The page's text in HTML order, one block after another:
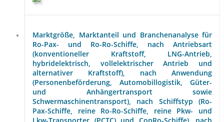
Marktgröße, Marktanteil und Branchenanalyse für
Ro-Pax- und Ro-Ro-Schiffe, nach Antriebsart
(konventioneller Kraftstoff, LNG-Antrieb,
hybridelektrisch, vollelektrischer Antrieb und
alternativer Kraftstoff), nach Anwendung
(Personenbeförderung, Automobillogistik, Güter-
und Anhängertransport sowie
Schwermaschinentransport), nach Schiffstyp (Ro-
Pax-Schiffe, reine Ro-Ro-Schiffe, reine Pkw- und